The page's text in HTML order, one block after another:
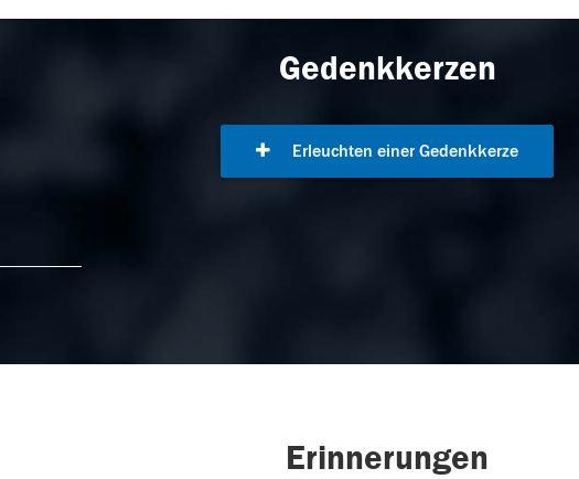
Gedenkkerzen
Erleuchten einer Gedenkkerze
Erinnerungen